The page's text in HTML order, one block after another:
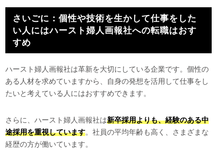
さいごに：個性や技術を生かして仕事をした
い人にはハースト婦人画報社への転職はおす
すめ
ハースト婦人画報社は革新を大切にしている企業です。個性の
ある人材を求めていますから、自身の発想を活用して仕事をし
たいと考えている人にはおすすめできます。
さらに、ハースト婦人画報社は新卒採用よりも、経験のある中
途採用を重視しています。社員の平均年齢も高く、さまざまな
経歴の方が働いています。